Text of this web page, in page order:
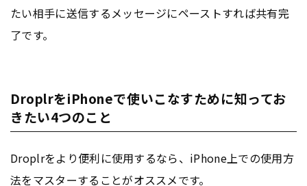
たい相手に送信するメッセージにペーストすれば共有完
了です。
DroplrをiPhoneで使いこなすために知ってお
きたい4つのこと
Droplrをより便利に使用するなら、iPhone上での使用方
法をマスターすることがオススメです。